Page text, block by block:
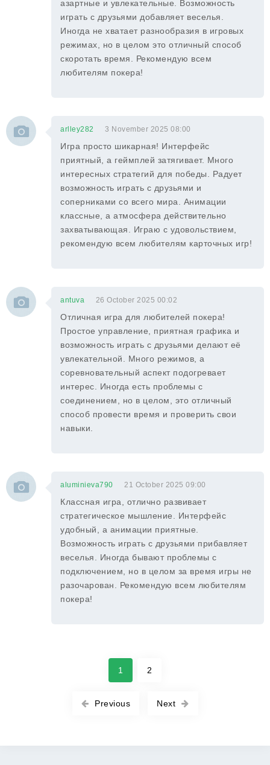
азартные и увлекательные. Возможность
играть с друзьями добавляет веселья.
Иногда не хватает разнообразия в игровых
режимах, но в целом это отличный способ
скоротать время. Рекомендую всем
любителям покера!
arlley282 3 November 2025 08:00
Игра просто шикарная! Интерфейс
приятный, а геймплей затягивает. Много
интересных стратегий для победы. Радует
возможность играть с друзьями и
соперниками со всего мира. Анимации
классные, а атмосфера действительно
захватывающая. Играю с удовольствием,
рекомендую всем любителям карточных игр!
antuva 26 October 2025 00:02
Отличная игра для любителей покера!
Простое управление, приятная графика и
возможность играть с друзьями делают её
увлекательной. Много режимов, а
соревновательный аспект подогревает
интерес. Иногда есть проблемы с
соединением, но в целом, это отличный
способ провести время и проверить свои
навыки.
aluminieva790 21 October 2025 09:00
Классная игра, отлично развивает
стратегическое мышление. Интерфейс
удобный, а анимации приятные.
Возможность играть с друзьями прибавляет
веселья. Иногда бывают проблемы с
подключением, но в целом за время игры не
разочарован. Рекомендую всем любителям
покера!
Previous
1 2
Next